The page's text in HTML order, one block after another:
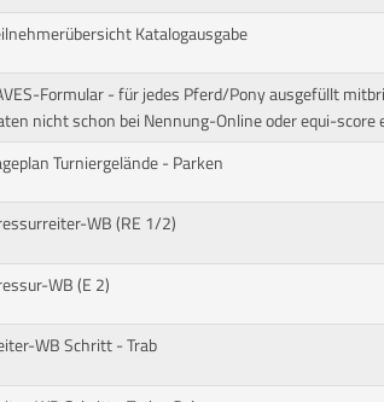
Katalogausgabe
Formular - für jedes Pferd/Pony ausgefüllt
nicht schon bei Nennung-Online oder equi-score
Turniergelände - Parken
WB (RE 1/2)
WB (E 2)
WB Schritt - Trab